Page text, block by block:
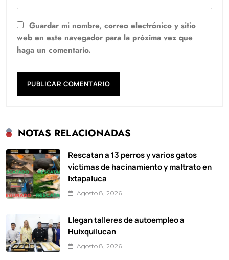
Guardar mi nombre, correo electrónico y sitio
web en este navegador para la próxima vez que
haga un comentario.
NOTAS RELACIONADAS
Rescatan a 13 perros y varios gatos
víctimas de hacinamiento y maltrato en
Ixtapaluca
Agosto 8, 2026
Llegan talleres de autoempleo a
Huixquilucan
Agosto 8, 2026